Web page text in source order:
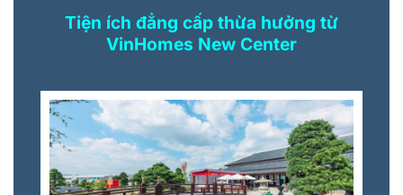
Tiện ích đẳng cấp thừa hưởng từ
VinHomes New Center